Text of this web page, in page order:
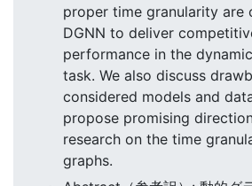
proper time granularity are
DGNN to deliver
performance in the
task. We also discuss
considered models and
propose promising
research on the time
graphs.